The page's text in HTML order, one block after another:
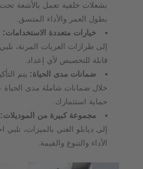
بشعلات خلفية تعمل بالأشعة تحت
بطول العمر والأداء المتسق
خيارات متعددة الاستخدامات :
إلى طرازات العربات المرنة،
قابلة للتخصيص لأي إعداد
ضمانات مدى الحياة : يتم
خلال ضمانات شاملة مدى
حماية استثمارك
مجموعة كبيرة من الموديلات :
إلى ديابلو الغني بالميزات،
الأداء والتنوع والقيمة